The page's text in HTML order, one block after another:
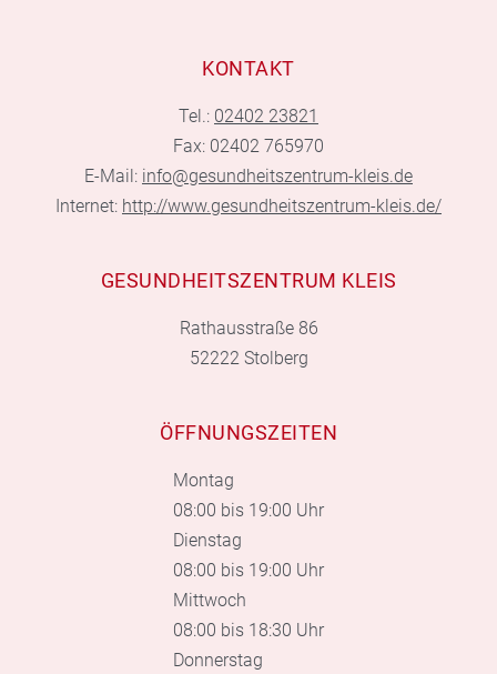
KONTAKT
Tel.: 02402 23821
Fax: 02402 765970
E-Mail: info@gesundheitszentrum-kleis.de
Internet: http://www.gesundheitszentrum-kleis.de/
GESUNDHEITSZENTRUM KLEIS
Rathausstraße 86
52222 Stolberg
ÖFFNUNGSZEITEN
Montag
08:00 bis 19:00 Uhr
Dienstag
08:00 bis 19:00 Uhr
Mittwoch
08:00 bis 18:30 Uhr
Donnerstag